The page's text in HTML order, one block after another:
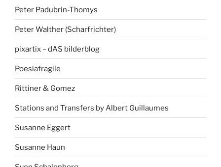
Peter Padubrin-Thomys
Peter Walther (Scharfrichter)
pixartix – dAS bilderblog
Poesiafragile
Rittiner & Gomez
Stations and Transfers by Albert Guillaumes
Susanne Eggert
Susanne Haun